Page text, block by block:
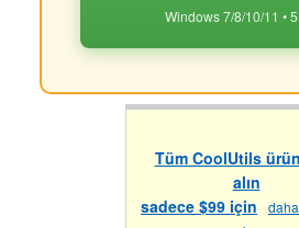
Windows 7/8/10/11 •
Tüm CoolUtils
alın
sadece $99 için
daha